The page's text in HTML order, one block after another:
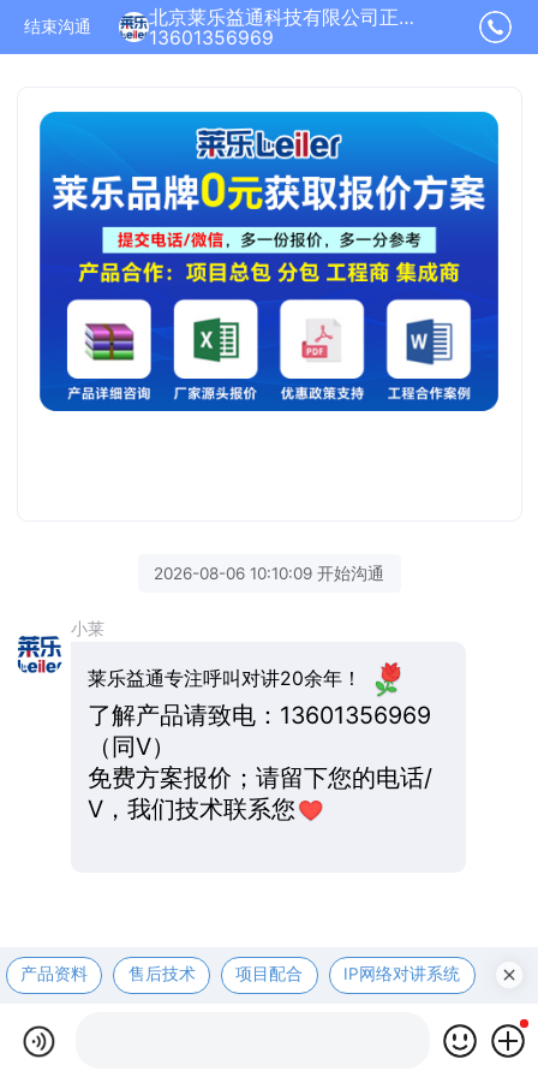
结束沟通
北京莱乐益通科技有限公司正在为您服务
13601356969
2026-08-06 10:10:09 开始沟通
小莱
莱乐益通专注呼叫对讲20余年！
了解产品请致电：13601356969
（同V）
免费方案报价；请留下您的电话/
V，我们技术联系您
产品资料 售后技术 项目配合 IP网络对讲系统 医